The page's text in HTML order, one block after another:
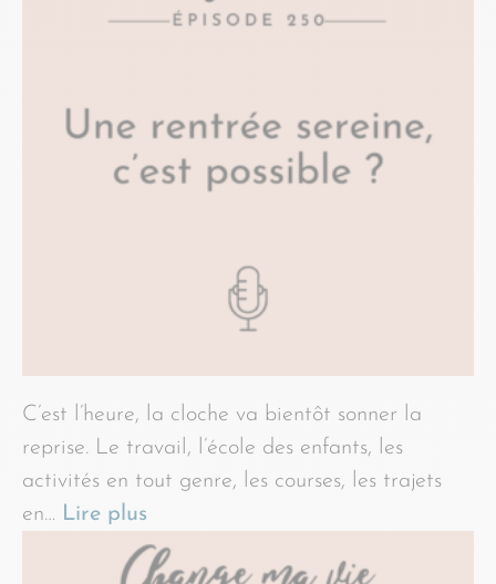
C’est l’heure, la cloche va bientôt sonner la
reprise. Le travail, l’école des enfants, les
activités en tout genre, les courses, les trajets
en… Lire plus